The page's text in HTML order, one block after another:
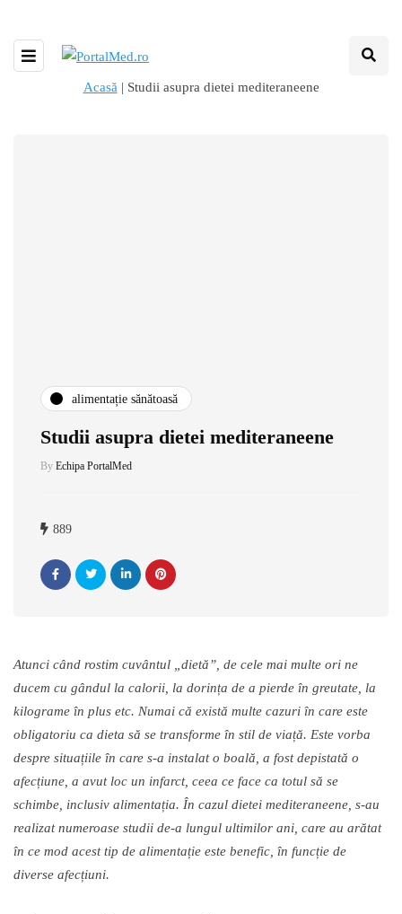
Acasă | Studii asupra dietei mediteraneene
alimentație sănătoasă
Studii asupra dietei mediteraneene
By Echipa PortalMed
889
Atunci când rostim cuvântul dietă” , de cele mai multe ori ne
ducem cu gândul la calorii, la dorința de a pierde în greutate, la
kilograme în plus etc. Numai că există multe cazuri în care este
obligatoriu ca dieta să se transforme în stil de viață. Este vorba
despre situațiile în care s-a instalat o boală , a fost depistată o
afecțiune, a avut loc un infarct, ceea ce face ca totul să se
schimbe, inclusiv alimentația. În cazul dietei mediteraneene, s-au
realizat numeroase studii de-a lungul ultimilor ani, care au arătat
în ce mod acest tip de alimentație este benefic, în funcție de
diverse afecțiuni.